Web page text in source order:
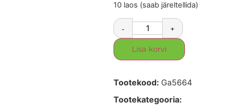
10 laos (saab järeltellida)
- +
Lisa korvi
Tootekood: Ga5664
Tootekategooria: